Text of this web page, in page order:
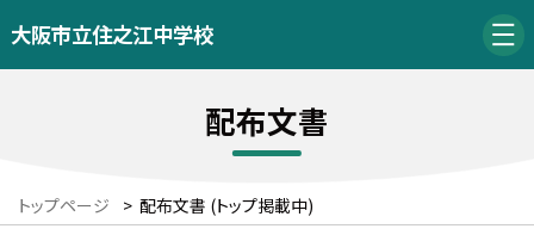
大阪市立住之江中学校
配布文書
トップページ > 配布文書 (トップ掲載中)